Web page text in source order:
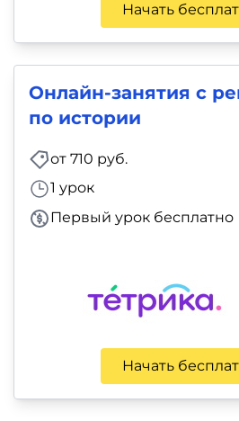
Начать
Онлайн-занятия с
по истории
от 710 руб.
1 урок
Первый урок бесплатно
Начать